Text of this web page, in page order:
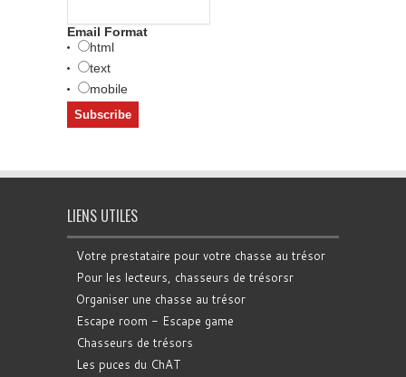
Email Format
html
text
mobile
LIENS UTILES
Votre prestataire pour votre chasse au trésor
Pour les lecteurs, chasseurs de trésorsr
Organiser une chasse au trésor
Escape room - Escape game
Chasseurs de trésors
Les puces du ChAT